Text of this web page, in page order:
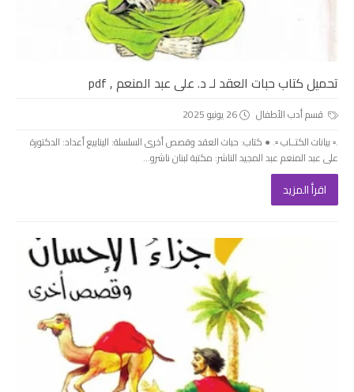
تحميل كتاب حبات العقد لـ د. على عبد المنعم , pdf
قسم أدب الأطفال
26 يونيو 2025
.▫️ بيانات الكتــاب ▫️. ● كتاب: حبات العقد وقصص أخرى السلسلة: الينابيع أعداد: الدكتورة
على عبد المنعم عبد المجيد الناشر: مكتبة لبنان ناشرو...
اقرأ المزيد